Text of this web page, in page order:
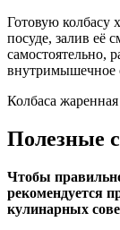
Готовую колбасу
посуде, залив её
самостоятельно,
внутримышечное
Колбаса жаренная
Полезные
Чтобы
рекомендуется
кулинарных